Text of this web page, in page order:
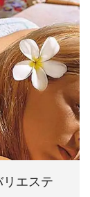
エステ